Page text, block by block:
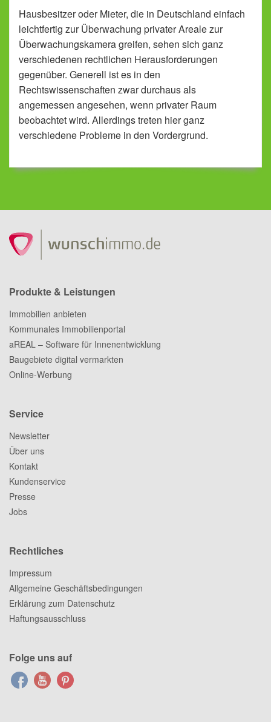
Hausbesitzer oder Mieter, die in Deutschland einfach
leichtfertig zur Überwachung privater Areale zur
Überwachungskamera greifen, sehen sich ganz
verschiedenen rechtlichen Herausforderungen
gegenüber. Generell ist es in den
Rechtswissenschaften zwar durchaus als
angemessen angesehen, wenn privater Raum
beobachtet wird. Allerdings treten hier ganz
verschiedene Probleme in den Vordergrund.
Produkte & Leistungen
Immobilien anbieten
Kommunales Immobilienportal
aREAL – Software für Innenentwicklung
Baugebiete digital vermarkten
Online-Werbung
Service
Newsletter
Über uns
Kontakt
Kundenservice
Presse
Jobs
Rechtliches
Impressum
Allgemeine Geschäftsbedingungen
Erklärung zum Datenschutz
Haftungsausschluss
Folge uns auf